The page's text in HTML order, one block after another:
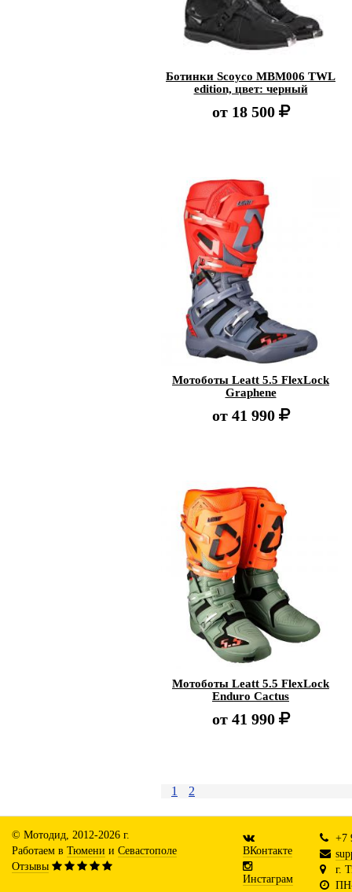
Ботинки Scoyco MBM006 TWL
edition, цвет: черный
от 18 500
Мотоботы Leatt 5.5 FlexLock
Graphene
от 41 990
Мотоботы Leatt 5.5 FlexLock
Enduro Cactus
от 41 990
1 2
© Мотодид, 2012-2026 г.
Работаем в Тюмени и Севастополе
Отзывы
ВКонтакте
Инстаграм
+7
г.